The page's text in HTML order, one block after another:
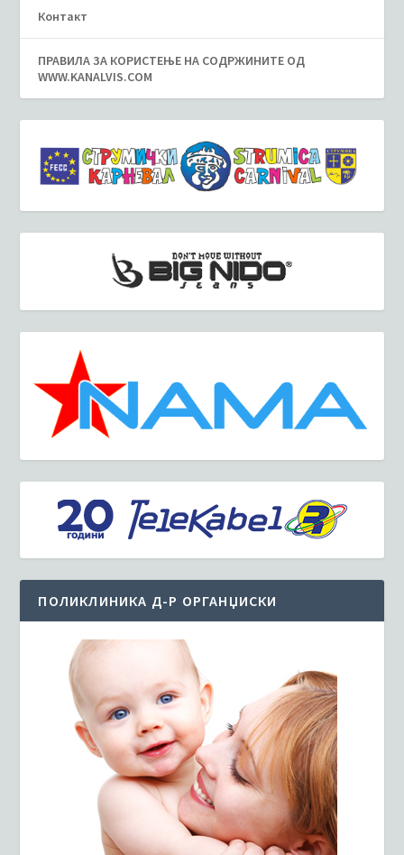
Контакт
ПРАВИЛА ЗА КОРИСТЕЊЕ НА СОДРЖИНИТЕ ОД
WWW.KANALVIS.COM
ПОЛИКЛИНИКА Д-Р ОРГАНЏИСКИ